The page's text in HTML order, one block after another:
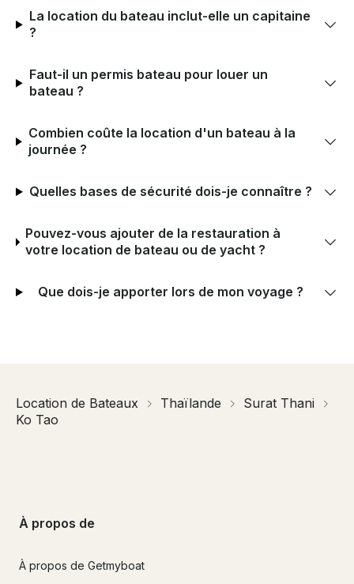
La location du bateau inclut-elle un capitaine
?
Faut-il un permis bateau pour louer un
bateau ?
Combien coûte la location d'un bateau à la
journée ?
Quelles bases de sécurité dois-je connaître ?
Pouvez-vous ajouter de la restauration à
votre location de bateau ou de yacht ?
Que dois-je apporter lors de mon voyage ?
Location de Bateaux Thaïlande
Surat Thani
Ko Tao
À propos de
À propos de Getmyboat